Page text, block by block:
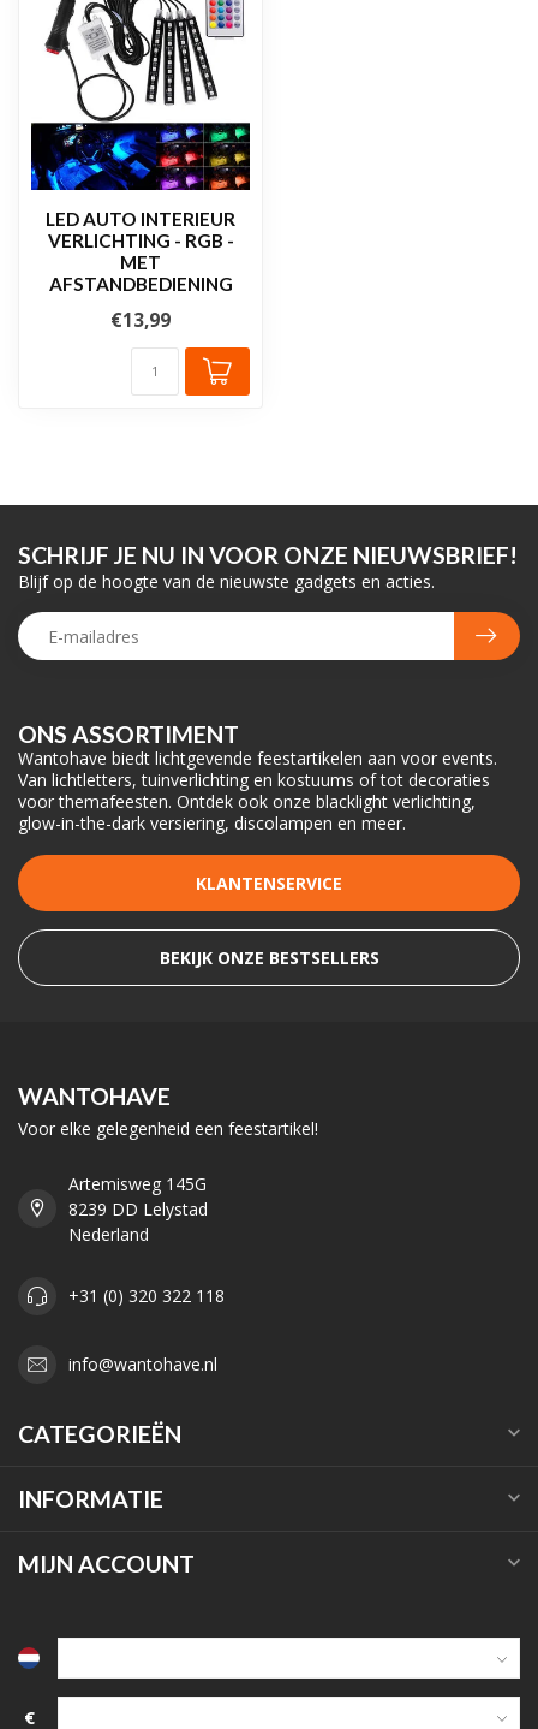
LED AUTO INTERIEUR
VERLICHTING - RGB -
MET
AFSTANDBEDIENING
€13,99
ONS ASSORTIMENT
Wantohave biedt lichtgevende feestartikelen aan voor events.
Van lichtletters, tuinverlichting en kostuums of tot decoraties
voor themafeesten. Ontdek ook onze blacklight verlichting,
glow-in-the-dark versiering, discolampen en meer.
KLANTENSERVICE
BEKIJK ONZE BESTSELLERS
SCHRIJF JE NU IN VOOR ONZE NIEUWSBRIEF!
Blijf op de hoogte van de nieuwste gadgets en acties.
WANTOHAVE
Voor elke gelegenheid een feestartikel!
Artemisweg 145G
8239 DD Lelystad
Nederland
+31 (0) 320 322 118
info@wantohave.nl
CATEGORIEËN
INFORMATIE
MIJN ACCOUNT
€